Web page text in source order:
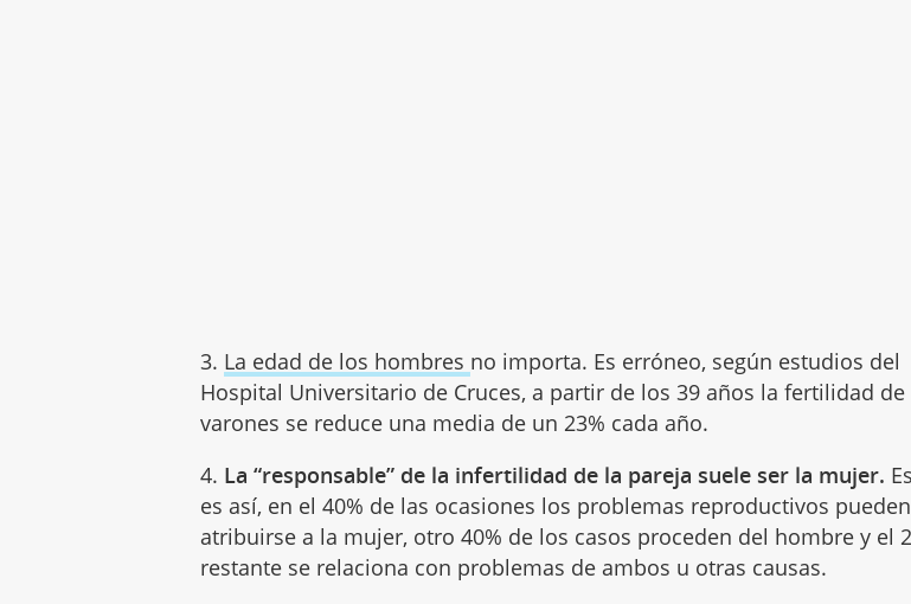
3. La edad de los hombres no importa. Es erróneo, según estudios del
Hospital Universitario de Cruces, a partir de los 39 años la fertilidad de
varones se reduce una media de un 23% cada año.
4. La “responsable” de la infertilidad de la pareja suele ser la mujer.
es así, en el 40% de las ocasiones los problemas reproductivos pueden
atribuirse a la mujer, otro 40% de los casos proceden del hombre y el
restante se relaciona con problemas de ambos u otras causas.